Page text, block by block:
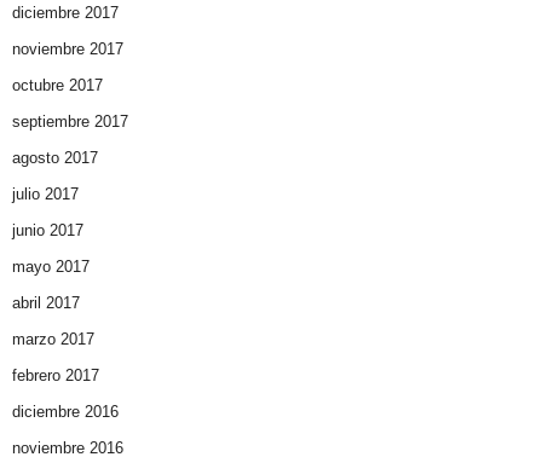
diciembre 2017
noviembre 2017
octubre 2017
septiembre 2017
agosto 2017
julio 2017
junio 2017
mayo 2017
abril 2017
marzo 2017
febrero 2017
diciembre 2016
noviembre 2016